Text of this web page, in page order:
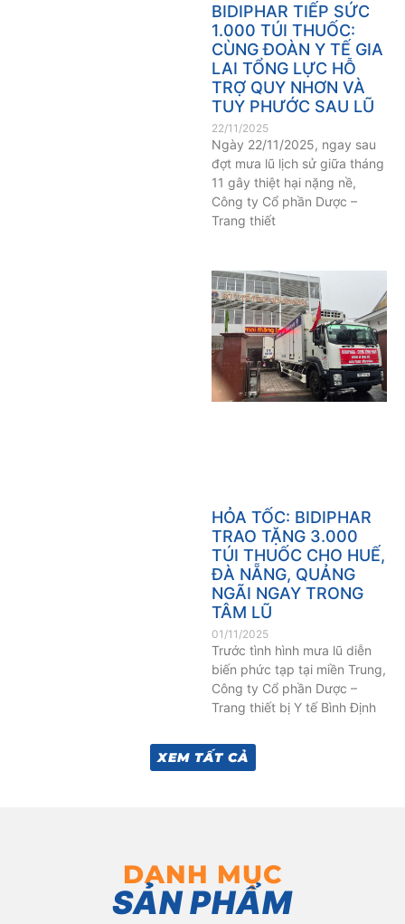
BIDIPHAR TIẾP SỨC
1.000 TÚI THUỐC:
CÙNG ĐOÀN Y TẾ GIA
LAI TỔNG LỰC HỖ
TRỢ QUY NHƠN VÀ
TUY PHƯỚC SAU LŨ
22/11/2025
Ngày 22/11/2025, ngay sau
đợt mưa lũ lịch sử giữa tháng
11 gây thiệt hại nặng nề,
Công ty Cổ phần Dược –
Trang thiết
HỎA TỐC: BIDIPHAR
TRAO TẶNG 3.000
TÚI THUỐC CHO HUẾ,
ĐÀ NẴNG, QUẢNG
NGÃI NGAY TRONG
TÂM LŨ
01/11/2025
Trước tình hình mưa lũ diễn
biến phức tạp tại miền Trung,
Công ty Cổ phần Dược –
Trang thiết bị Y tế Bình Định
XEM TẤT CẢ
DANH MỤC
SẢN PHẨM